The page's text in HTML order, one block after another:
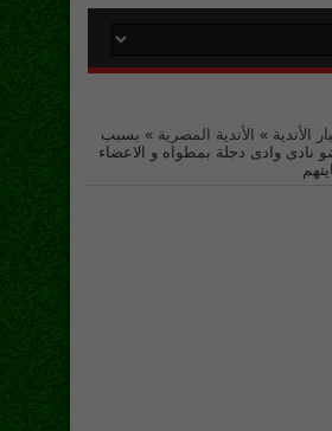
الأندية » الأندية المصرية » بسبب
نادى وادى دجلة بمطواه و الاعضاء